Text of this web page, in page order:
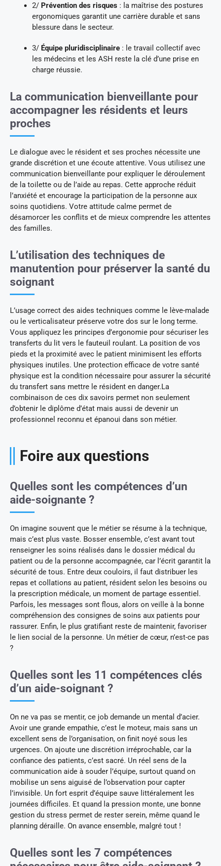
2/ Prévention des risques : la maîtrise des postures
ergonomiques garantit une carrière durable et sans
blessure dans le secteur.
3/ Équipe pluridisciplinaire : le travail collectif avec
les médecins et les ASH reste la clé d’une prise en
charge réussie.
La communication bienveillante pour
accompagner les résidents et leurs
proches
Le dialogue avec le résident et ses proches nécessite une
grande discrétion et une écoute attentive. Vous utilisez une
communication bienveillante pour expliquer le déroulement
de la toilette ou de l’aide au repas. Cette approche réduit
l’anxiété et encourage la participation de la personne aux
soins quotidiens. Votre attitude calme permet de
désamorcer les conflits et de mieux comprendre les attentes
des familles.
L’utilisation des techniques de
manutention pour préserver la santé du
soignant
L’usage correct des aides techniques comme le lève-malade
ou le verticalisateur préserve votre dos sur le long terme.
Vous appliquez les principes d’ergonomie pour sécuriser les
transferts du lit vers le fauteuil roulant. La position de vos
pieds et la proximité avec le patient minimisent les efforts
physiques inutiles. Une protection efficace de votre santé
physique est la condition nécessaire pour assurer la sécurité
du transfert sans mettre le résident en danger.La
combinaison de ces dix savoirs permet non seulement
d’obtenir le diplôme d’état mais aussi de devenir un
professionnel reconnu et épanoui dans son métier.
Foire aux questions
Quelles sont les compétences d’un
aide-soignante ?
On imagine souvent que le métier se résume à la technique,
mais c’est plus vaste. Bosser ensemble, c’est avant tout
renseigner les soins réalisés dans le dossier médical du
patient ou de la personne accompagnée, car l’écrit garantit la
sécurité de tous. Entre deux couloirs, il faut distribuer les
repas et collations au patient, résident selon les besoins ou
la prescription médicale, un moment de partage essentiel.
Parfois, les messages sont flous, alors on veille à la bonne
compréhension des consignes de soins aux patients pour
rassurer. Enfin, le plus gratifiant reste de maintenir, favoriser
le lien social de la personne. Un métier de cœur, n’est-ce pas
?
Quelles sont les 11 compétences clés
d’un aide-soignant ?
On ne va pas se mentir, ce job demande un mental d’acier.
Avoir une grande empathie, c’est le moteur, mais sans un
excellent sens de l’organisation, on finit noyé sous les
urgences. On ajoute une discrétion irréprochable, car la
confiance des patients, c’est sacré. Un réel sens de la
communication aide à souder l’équipe, surtout quand on
mobilise un sens aiguisé de l’observation pour capter
l’invisible. Un fort esprit d’équipe sauve littéralement les
journées difficiles. Et quand la pression monte, une bonne
gestion du stress permet de rester serein, même quand le
planning déraille. On avance ensemble, malgré tout !
Quelles sont les 7 compétences